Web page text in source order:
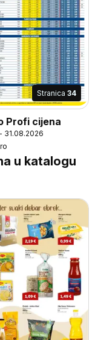
Stranica 34
Profi cijena
31.08.2026
u katalogu